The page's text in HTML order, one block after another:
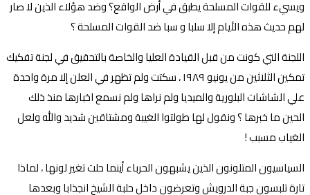
ويسيء للقوات المسلحة يطبق في أرض الواقع؟ وضد هؤلاء الذين لا صار
لهم حديث هذه الأيام إلا سلبا و سبا ضد القوات المسلحة ؟
اللجنة التي كونت من قبل القيادة العليا والخاصة بالتحقيق في لجنة تفكيك
تمكين الثلاثين من يونيو ١٩٨٩ ، سكتت ولم تظهر في العلن إلا مرة واحدة
علي الشاشات البلورية والميديا ولم نراها ولم نسمع اخبارها منذ ذلك
الحين ما خبرها ؟ ونقول لها طولتوا الغيبة ومشتاقين شديد والله ولعل
الغياب مسبب !
السياسيون المتلونون الذين يشبهون الحرباء أينما حلت تغير لونها ، لماذا
تارة تلبسون جبة الدرويش وتعرضون داخل حلبة الشيخ انجذابا وبعدها